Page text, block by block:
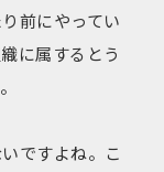
前にやってい
に属するとう
ですよね。こ